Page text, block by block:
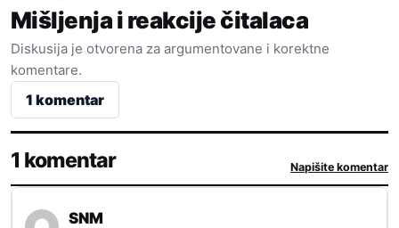
Mišljenja i reakcije čitalaca
Diskusija je otvorena za argumentovane i korektne
komentare.
1 komentar
1 komentar Napišite komentar
SNM